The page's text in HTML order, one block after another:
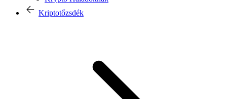
Kriptotőzsdék